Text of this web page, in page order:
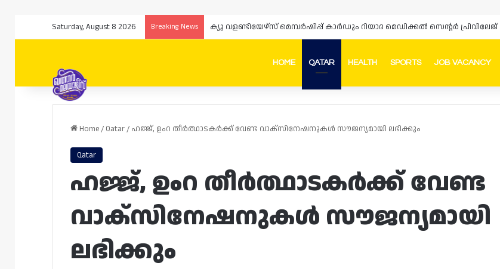
Saturday, August 8 2026 Breaking News
HOME QATAR HEALTH SPORTS JOB VACANCY
Home/ Qatar/ ഹജ്ജ്, ഉംറ തീർത്ഥാടകർക്ക് വേണ്ട വാക്സിനേഷനുകൾ സൗജന്യമായി ലഭിക്കും
Qatar
ഹജ്ജ്, ഉംറ തീർത്ഥാടകർക്ക് വേണ്ട
വാക്സിനേഷനുകൾ സൗജന്യമായി
ലഭിക്കും